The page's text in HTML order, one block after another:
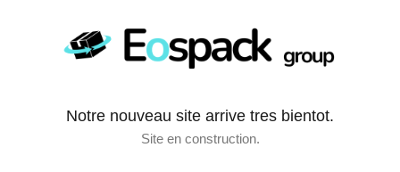
Notre nouveau site arrive tres bientot.
Site en construction.